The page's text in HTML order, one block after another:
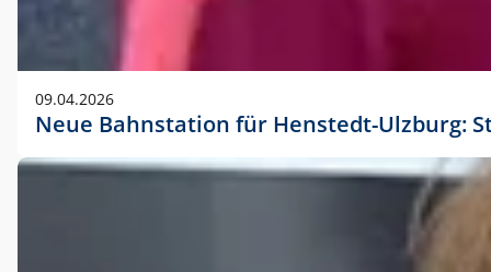
09.04.2026
Neue Bahnstation für Henstedt-Ulzburg: